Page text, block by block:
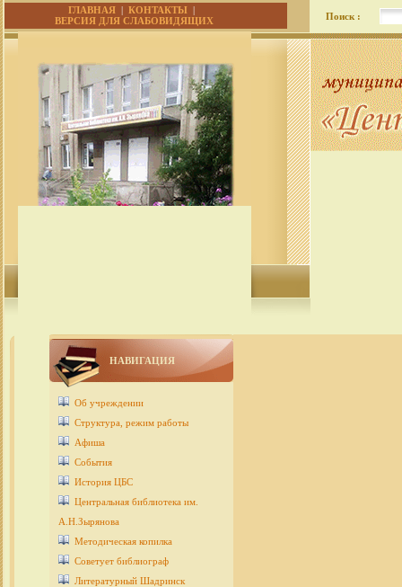
ГЛАВНАЯ |КОНТАКТЫ |
ВЕРСИЯ ДЛЯ СЛАБОВИДЯЩИХ
Поиск :
НАВИГАЦИЯ
Об учреждении
Структура, режим работы
Афиша
События
История ЦБС
Центральная библиотека им.
А.Н.Зырянова
Методическая копилка
Советует библиограф
Литературный Шадринск